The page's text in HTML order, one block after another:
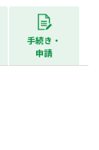
手続き・
申請